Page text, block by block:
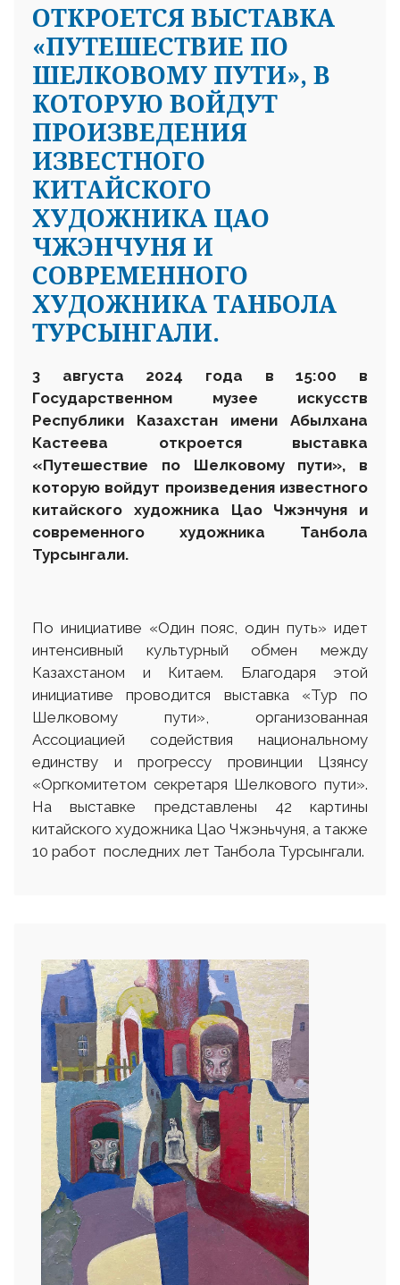
ОТКРОЕТСЯ ВЫСТАВКА
«ПУТЕШЕСТВИЕ ПО
ШЕЛКОВОМУ ПУТИ», В
КОТОРУЮ ВОЙДУТ
ПРОИЗВЕДЕНИЯ
ИЗВЕСТНОГО
КИТАЙСКОГО
ХУДОЖНИКА ЦАО
ЧЖЭНЧУНЯ И
СОВРЕМЕННОГО
ХУДОЖНИКА ТАНБОЛА
ТУРСЫНГАЛИ.
3 августа 2024 года в 15:00 в
Государственном музее искусств
Республики Казахстан имени Абылхана
Кастеева откроется выставка
«Путешествие по Шелковому пути», в
которую войдут произведения известного
китайского художника Цао Чжэнчуня и
современного художника Танбола
Турсынгали.
По инициативе «Один пояс, один путь» идет
интенсивный культурный обмен между
Казахстаном и Китаем. Благодаря этой
инициативе проводится выставка «Тур по
Шелковому пути», организованная
Ассоциацией содействия национальному
единству и прогрессу провинции Цзянсу
«Оргкомитетом секретаря Шелкового пути».
На выставке представлены 42 картины
китайского художника Цао Чжэньчуня, а также
10 работ последних лет Танбола Турсынгали.